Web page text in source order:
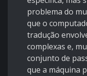
problema do
que o
tradução
complexas e,
conjunto de
que a máquina